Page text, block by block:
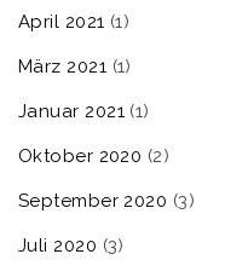
April 2021 (1)
März 2021 (1)
Januar 2021(1)
Oktober 2020 (2)
September 2020 (3)
Juli 2020 (3)